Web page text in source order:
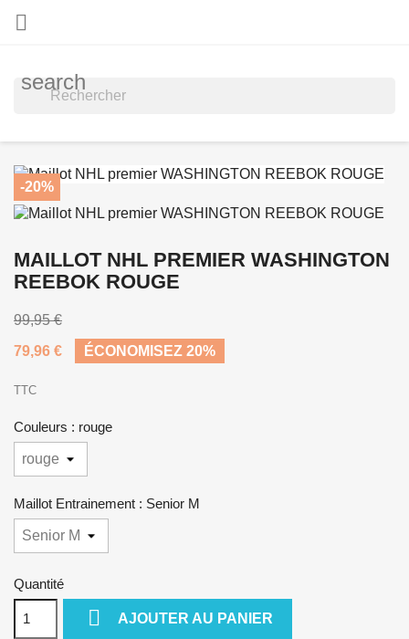

search
-20%
MAILLOT NHL PREMIER WASHINGTON
REEBOK ROUGE
99,95 €
79,96 €
ÉCONOMISEZ 20%
TTC
Couleurs : rouge
Maillot Entrainement : Senior M
Quantité
 AJOUTER AU PANIER